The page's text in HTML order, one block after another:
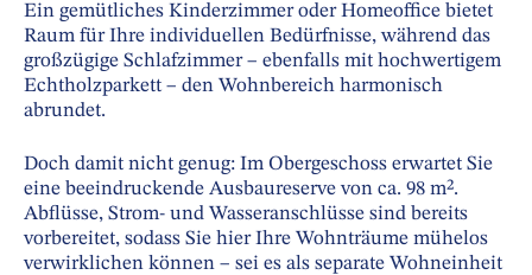
Ein gemütliches Kinderzimmer oder Homeoffice bietet
Raum für Ihre individuellen Bedürfnisse, während das
großzügige Schlafzimmer – ebenfalls mit hochwertigem
Echtholzparkett – den Wohnbereich harmonisch
abrundet.
Doch damit nicht genug: Im Obergeschoss erwartet Sie
eine beeindruckende Ausbaureserve von ca. 98 m².
Abflüsse, Strom- und Wasseranschlüsse sind bereits
vorbereitet, sodass Sie hier Ihre Wohnträume mühelos
verwirklichen können – sei es als separate Wohneinheit